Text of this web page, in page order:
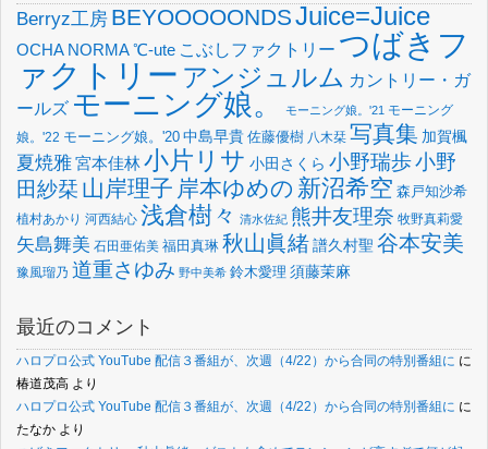
Berryz工房 BEYOOOOONDSJuice=Juice
OCHA NORMA℃-ute こぶしファクトリー つばきフ
ァクトリー アンジュルム カントリー・ガ
ールズ モーニング娘。 モーニング娘。'21 モーニング
娘。'22 モーニング娘。'20 中島早貴 佐藤優樹 八木栞 写真集 加賀楓
夏焼雅宮本佳林小片リサ 小田さくら 小野瑞歩小野
田紗栞 山岸理子 岸本ゆめの 新沼希空 森戸知沙希
植村あかり 河西結心 浅倉樹々 清水佐紀 熊井友理奈 牧野真莉愛
矢島舞美 石田亜佑美 福田真琳 秋山眞緒譜久村聖 谷本安美
豫風瑠乃 道重さゆみ 野中美希 鈴木愛理 須藤茉麻
最近のコメント
ハロプロ公式 YouTube 配信３番組が、次週（4/22）から合同の特別番組に に
椿道茂高 より
ハロプロ公式 YouTube 配信３番組が、次週（4/22）から合同の特別番組に に
たなか より